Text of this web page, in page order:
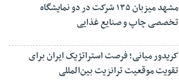
مشهد میزبان ۱۳۵ شرکت در دو نمایشگاه
تخصصی چاپ و صنایع غذایی
کریدور میانی؛ فرصت استراتژیک ایران برای
تقویت موقعیت ترانزیت بین‌المللی